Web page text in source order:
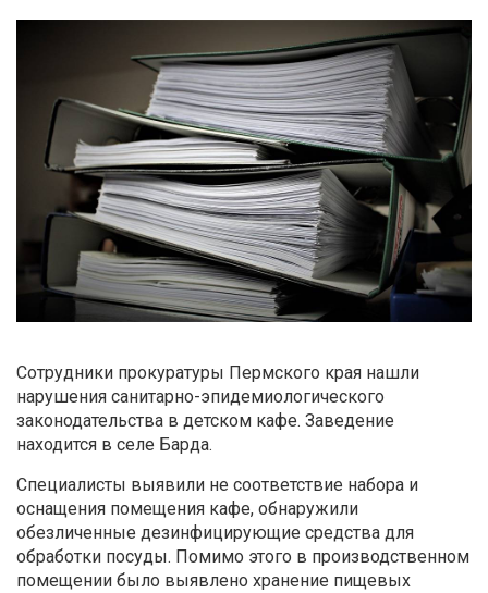
Сотрудники прокуратуры Пермского края нашли
нарушения санитарно-эпидемиологического
законодательства в детском кафе. Заведение
находится в селе Барда.
Специалисты выявили не соответствие набора и
оснащения помещения кафе, обнаружили
обезличенные дезинфицирующие средства для
обработки посуды. Помимо этого в производственном
помещении было выявлено хранение пищевых